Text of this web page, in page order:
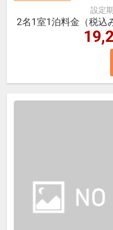
┏┏┏ 周辺
・玉簾の滝（徒
箱根湯本温泉で
【お食事対応に
ベジタリアン
【大浴場・展望
湯本1号泉を含
箱根の自然に
中で、温泉旅
としたひとと
料理長が一品
節替わりの献立
設定
2名1室1泊料金（税込